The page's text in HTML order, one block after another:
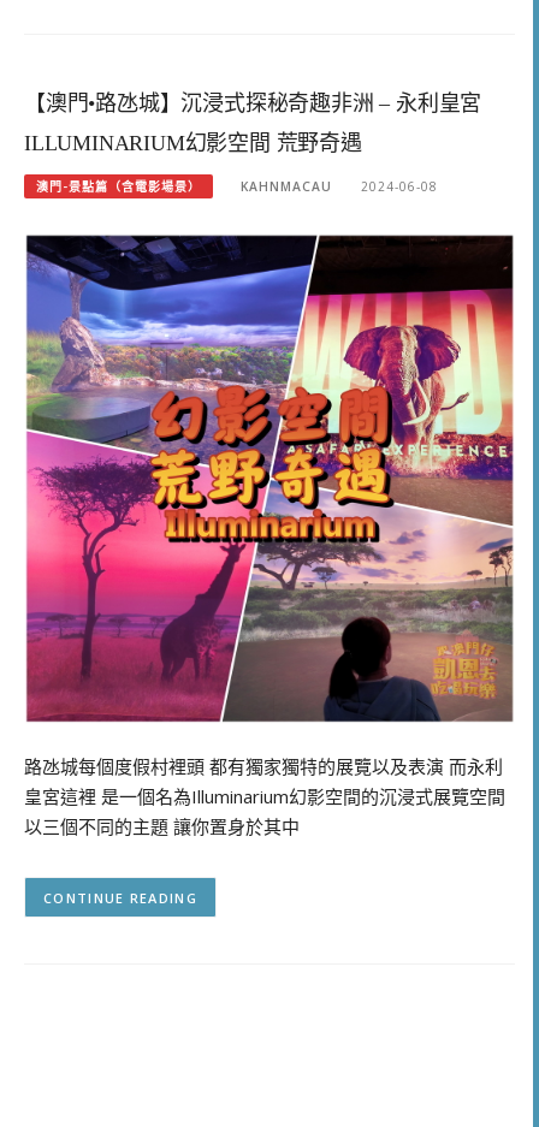
【澳門•路氹城】沉浸式探秘奇趣非洲 – 永利皇宮
ILLUMINARIUM幻影空間 荒野奇遇
澳門-景點篇（含電影場景） KAHNMACAU 2024-06-08
路氹城每個度假村裡頭 都有獨家獨特的展覽以及表演 而永利
皇宮這裡 是一個名為Illuminarium幻影空間的沉浸式展覽空間
以三個不同的主題 讓你置身於其中
CONTINUE READING